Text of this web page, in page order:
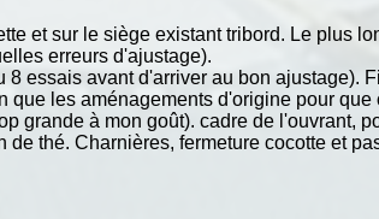
et sur le siège existant tribord. Le plus
erreurs d'ajustage).
essais avant d'arriver au bon ajustage).
les aménagements d'origine pour que
grande à mon goût). cadre de l'ouvrant,
thé. Charnières, fermeture cocotte et